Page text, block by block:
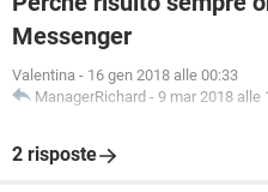
Messenger
Valentina - 16 gen 2018 alle 00:33
ManagerRichard - 9 mar 2018 alle
2 risposte